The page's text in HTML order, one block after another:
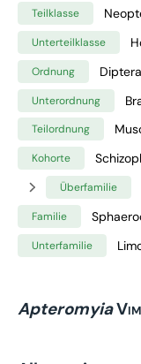
Teilklasse
Unterteilklasse
Ordnung
Unterordnung
Teilordnung
Kohorte
Überfamilie
Familie
Unterfamilie
Apteromyia